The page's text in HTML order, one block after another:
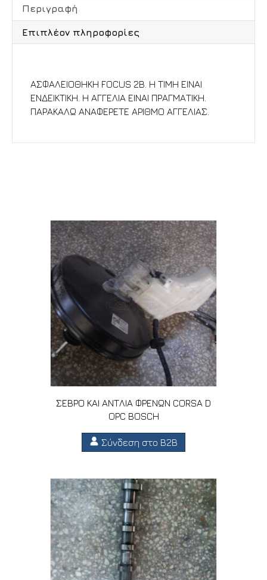
Περιγραφή
Επιπλέον πληροφορίες
ΑΣΦΑΛΕΙΟΘΗΚΗ FOCUS 2B. Η ΤΙΜΗ ΕΙΝΑΙ
ΕΝΔΕΙΚΤΙΚΗ. Η ΑΓΓΕΛΙΑ ΕΙΝΑΙ ΠΡΑΓΜΑΤΙΚΗ.
ΠΑΡΑΚΑΛΩ ΑΝΑΦΕΡΕΤΕ ΑΡΙΘΜΟ ΑΓΓΕΛΙΑΣ.
ΣΕΒΡΟ ΚΑΙ ΑΝΤΛΙΑ ΦΡΕΝΩΝ CORSA D
OPC BOSCH
Σύνδεση στο B2B